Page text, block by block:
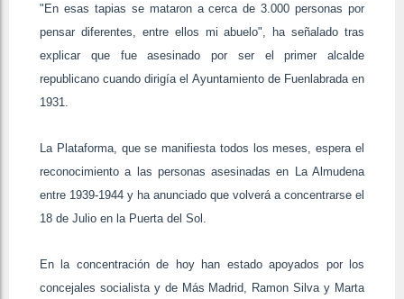
"En esas tapias se mataron a cerca de 3.000 personas por
pensar diferentes, entre ellos mi abuelo", ha señalado tras
explicar que fue asesinado por ser el primer alcalde
republicano cuando dirigía el Ayuntamiento de Fuenlabrada en
1931.
La Plataforma, que se manifiesta todos los meses, espera el
reconocimiento a las personas asesinadas en La Almudena
entre 1939-1944 y ha anunciado que volverá a concentrarse el
18 de Julio en la Puerta del Sol.
En la concentración de hoy han estado apoyados por los
concejales socialista y de Más Madrid, Ramon Silva y Marta